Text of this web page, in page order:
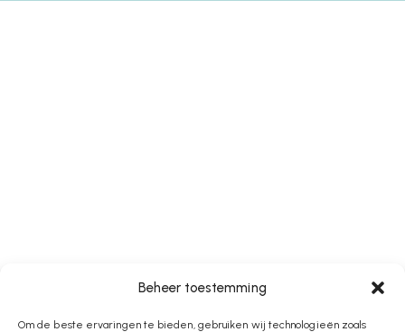
Beheer toestemming
Om de beste ervaringen te bieden, gebruiken wij technologieën zoals